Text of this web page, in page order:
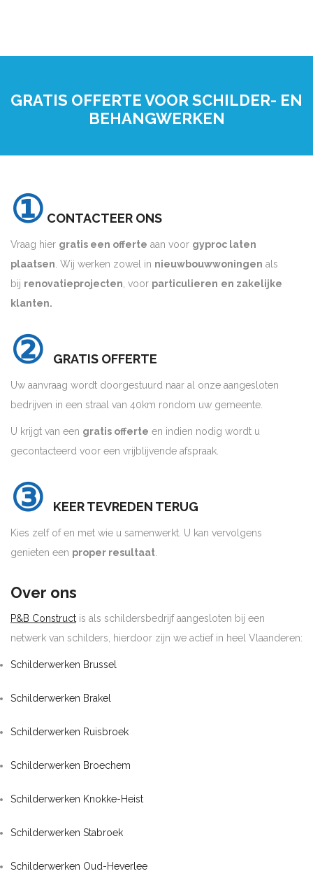
GRATIS OFFERTE VOOR SCHILDER- EN
BEHANGWERKEN
① CONTACTEER ONS
Vraag hier gratis een offerte aan voor gyproc laten
plaatsen. Wij werken zowel in nieuwbouwwoningen als
bij renovatieprojecten, voor particulieren en zakelijke
klanten.
② GRATIS OFFERTE
Uw aanvraag wordt doorgestuurd naar al onze aangesloten
bedrijven in een straal van 40km rondom uw gemeente.
U krijgt van een gratis offerte en indien nodig wordt u
gecontacteerd voor een vrijblijvende afspraak.
③ KEER TEVREDEN TERUG
Kies zelf of en met wie u samenwerkt. U kan vervolgens
genieten een proper resultaat.
Over ons
P&B Construct is als schildersbedrijf aangesloten bij een
netwerk van schilders, hierdoor zijn we actief in heel Vlaanderen:
Schilderwerken Brussel
Schilderwerken Brakel
Schilderwerken Ruisbroek
Schilderwerken Broechem
Schilderwerken Knokke-Heist
Schilderwerken Stabroek
Schilderwerken Oud-Heverlee